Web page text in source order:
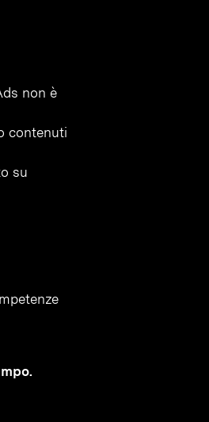
non è
contenuti
su